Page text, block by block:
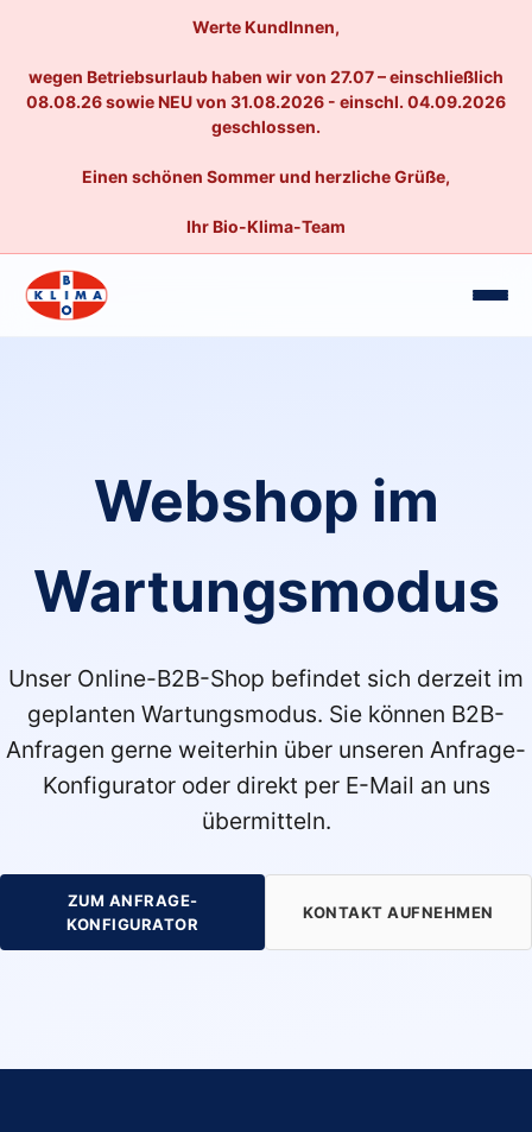
Werte KundInnen,
wegen Betriebsurlaub haben wir von 27.07 – einschließlich
08.08.26 sowie NEU von 31.08.2026 - einschl. 04.09.2026
geschlossen.
Einen schönen Sommer und herzliche Grüße,
Ihr Bio-Klima-Team
Webshop im
Wartungsmodus
Unser Online-B2B-Shop befindet sich derzeit im
geplanten Wartungsmodus. Sie können B2B-
Anfragen gerne weiterhin über unseren Anfrage-
Konfigurator oder direkt per E-Mail an uns
übermitteln.
ZUM ANFRAGE-
KONFIGURATOR
KONTAKT AUFNEHMEN